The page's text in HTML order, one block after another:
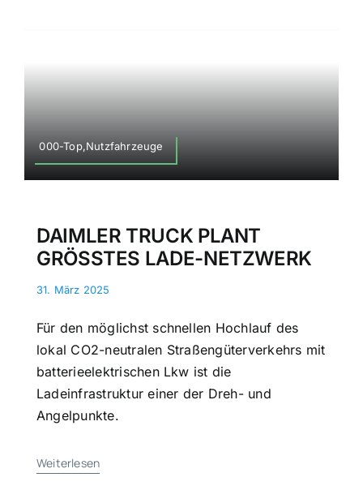
000-Top,Nutzfahrzeuge
DAIMLER TRUCK PLANT
GRÖSSTES LADE-NETZWERK
31. März 2025
Für den möglichst schnellen Hochlauf des
lokal CO2-neutralen Straßengüterverkehrs mit
batterieelektrischen Lkw ist die
Ladeinfrastruktur einer der Dreh- und
Angelpunkte.
Weiterlesen